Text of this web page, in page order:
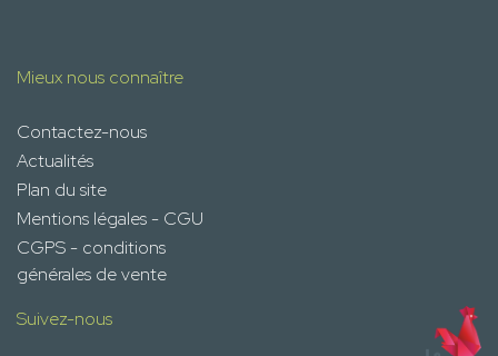
Mieux nous connaître
Contactez-nous
Actualités
Plan du site
Mentions légales - CGU
CGPS - conditions
générales de vente
Suivez-nous